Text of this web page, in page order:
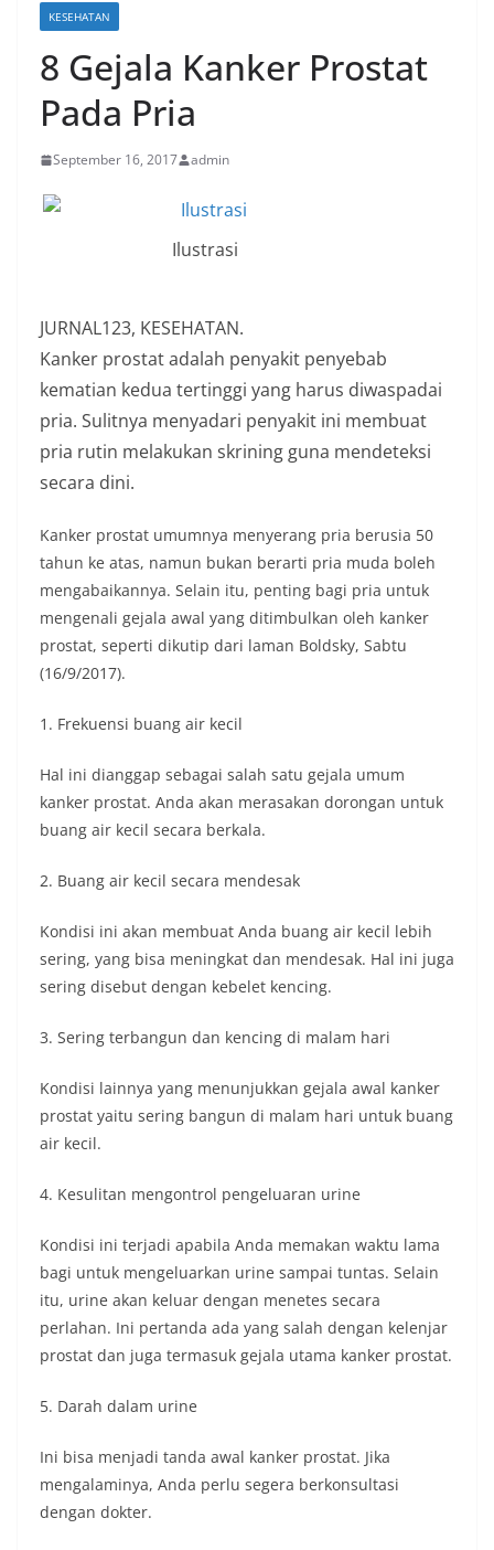
KESEHATAN
8 Gejala Kanker Prostat
Pada Pria
September 16, 2017 admin
Ilustrasi
JURNAL123, KESEHATAN.
Kanker prostat adalah penyakit penyebab
kematian kedua tertinggi yang harus diwaspadai
pria. Sulitnya menyadari penyakit ini membuat
pria rutin melakukan skrining guna mendeteksi
secara dini.
Kanker prostat umumnya menyerang pria berusia 50
tahun ke atas, namun bukan berarti pria muda boleh
mengabaikannya. Selain itu, penting bagi pria untuk
mengenali gejala awal yang ditimbulkan oleh kanker
prostat, seperti dikutip dari laman Boldsky, Sabtu
(16/9/2017).
1. Frekuensi buang air kecil
Hal ini dianggap sebagai salah satu gejala umum
kanker prostat. Anda akan merasakan dorongan untuk
buang air kecil secara berkala.
2. Buang air kecil secara mendesak
Kondisi ini akan membuat Anda buang air kecil lebih
sering, yang bisa meningkat dan mendesak. Hal ini juga
sering disebut dengan kebelet kencing.
3. Sering terbangun dan kencing di malam hari
Kondisi lainnya yang menunjukkan gejala awal kanker
prostat yaitu sering bangun di malam hari untuk buang
air kecil.
4. Kesulitan mengontrol pengeluaran urine
Kondisi ini terjadi apabila Anda memakan waktu lama
bagi untuk mengeluarkan urine sampai tuntas. Selain
itu, urine akan keluar dengan menetes secara
perlahan. Ini pertanda ada yang salah dengan kelenjar
prostat dan juga termasuk gejala utama kanker prostat.
5. Darah dalam urine
Ini bisa menjadi tanda awal kanker prostat. Jika
mengalaminya, Anda perlu segera berkonsultasi
dengan dokter.